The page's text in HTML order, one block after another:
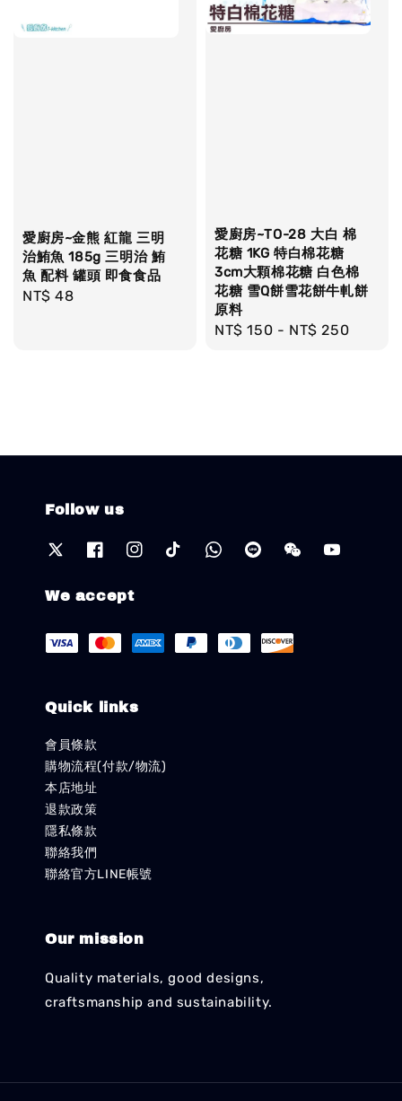
愛廚房~金熊 紅龍 三明
治鮪魚 185g 三明治 鮪
魚 配料 罐頭 即食食品
Regular
NT$ 48
愛廚房~TO-28 大白 棉
花糖 1KG 特白棉花糖
3cm大顆棉花糖 白色棉
花糖 雪Q餅雪花餅牛軋餅
原料
Regular
NT$ 150 - NT$ 250
Follow us
We accept
Quick links
會員條款
購物流程(付款/物流)
本店地址
退款政策
隱私條款
聯絡我們
聯絡官方LINE帳號
Our mission
Quality materials, good designs,
craftsmanship and sustainability.